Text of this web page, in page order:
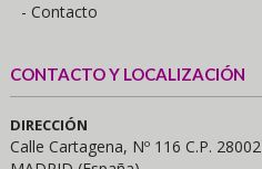
- Contacto
CONTACTO Y LOCALIZACIÓN
DIRECCIÓN
Calle Cartagena, Nº 116 C.P. 28002